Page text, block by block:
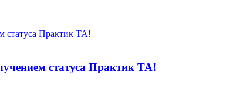
статуса Практик ТА!